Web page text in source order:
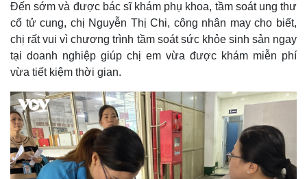
%
i
g
Đến sớm và được bác sĩ khám phụ khoa, tầm soát ung thư
cổ tử cung, chị Nguyễn Thị Chi, công nhân may cho biết,
chị rất vui vì chương trình tầm soát sức khỏe sinh sản ngay
tại doanh nghiệp giúp chị em vừa được khám miễn phí
vừa tiết kiệm thời gian.